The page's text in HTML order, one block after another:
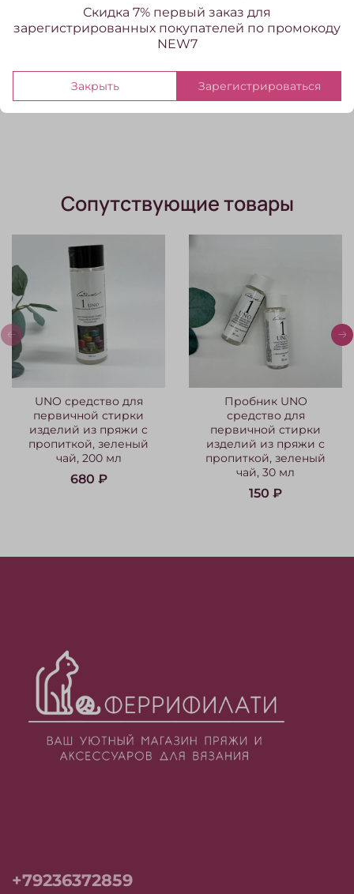
Отзывы
Написать отзыв
Сопутствующие товары
UNO средство для
первичной стирки
изделий из пряжи с
пропиткой, зеленый
чай, 200 мл
680 ₽
Пробник UNO
средство для
первичной стирки
изделий из пряжи с
пропиткой, зеленый
чай, 30 мл
150 ₽
+79236372859
Скидка 7% первый заказ для
зарегистрированных покупателей по промокоду
NEW7
Закрыть Зарегистрироваться